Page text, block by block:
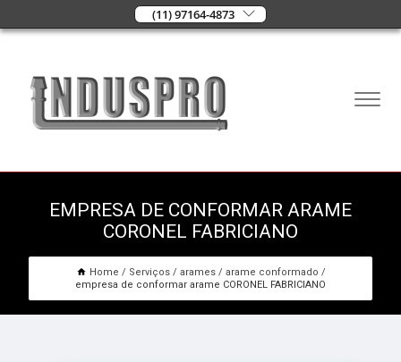
(11) 97164-4873
EMPRESA DE CONFORMAR ARAME
CORONEL FABRICIANO
Home Serviços arames
arame conformado
empresa de conformar arame CORONEL FABRICIANO